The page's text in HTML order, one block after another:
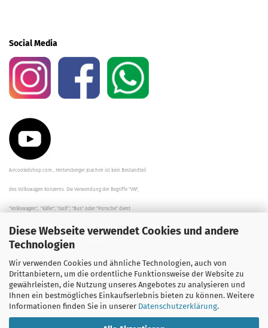
Diese Webseite verwendet Cookies und andere
Technologien
Wir verwenden Cookies und ähnliche Technologien, auch von
Drittanbietern, um die ordentliche Funktionsweise der Website zu
gewährleisten, die Nutzung unseres Angebotes zu analysieren und
Ihnen ein bestmögliches Einkaufserlebnis bieten zu können. Weitere
Informationen finden Sie in unserer Datenschutzerklärung.
Social Media
Aircooledshop.com , Hintersberger Joachim ist kein Bestandteil
des Volkswagen Konzerns. Die Verwendung der Begriffe "VW",
"Volkswagen", "Käfer", "Golf", "Bus" oder "Porsche" dient
der Beschreibung der Teile und stellt in keinem Fall eine direkte
Verbindung zu dem Unternehmen "Volkswagen" her/da.
Die Beschreibungen, Zeichnungen und Angaben zur
Verwendung sind sorgfältig überprüft worden.